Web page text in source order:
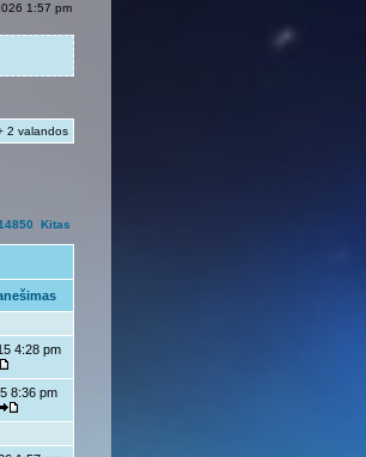
1:57 pm
2 valandos
Kitas
4:28 pm
8:36 pm